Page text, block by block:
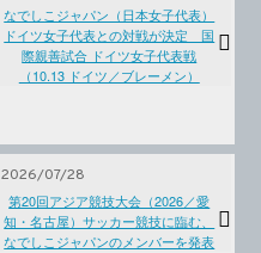
なでしこジャパン（日本女子代表）
ドイツ女子代表との対戦が決定 国
際親善試合 ドイツ女子代表戦
（10.13 ドイツ／ブレーメン）
2026/07/28
第20回アジア競技大会（2026／愛
知・名古屋）サッカー競技に臨む、
なでしこジャパンのメンバーを発表